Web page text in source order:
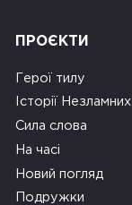
ПРОЄКТИ
Герої тилу
Історії Незламних
Сила слова
На часі
Новий погляд
Подружки